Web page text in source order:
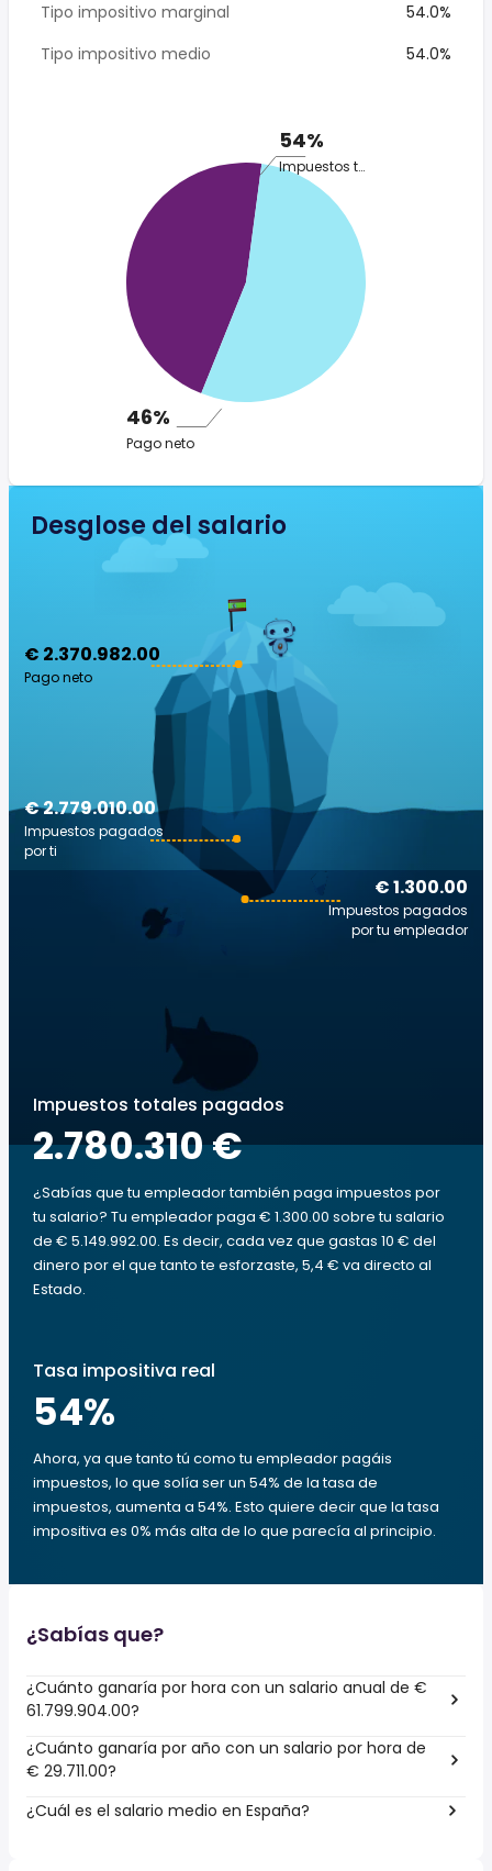
Tipo impositivo marginal
54.0%
Tipo impositivo medio
54.0%
54%
Impuestos totales
46%
Pago neto
Desglose del salario
€ 2.370.982.00
Pago neto
€ 1.300.00
Impuestos pagados
por tu empleador
€ 2.779.010.00
Impuestos pagados
por ti
Impuestos totales pagados
2.780.310 €
¿Sabías que tu empleador también paga impuestos por
tu salario? Tu empleador paga € 1.300.00 sobre tu salario
de € 5.149.992.00. Es decir, cada vez que gastas 10 € del
dinero por el que tanto te esforzaste, 5,4 € va directo al
Estado.
Tasa impositiva real
54%
Ahora, ya que tanto tú como tu empleador pagáis
impuestos, lo que solía ser un 54% de la tasa de
impuestos, aumenta a 54%. Esto quiere decir que la tasa
impositiva es 0% más alta de lo que parecía al principio.
¿Sabías que?
¿Cuánto ganaría por hora con un salario anual de €
61.799.904.00?
¿Cuánto ganaría por año con un salario por hora de
€ 29.711.00?
¿Cuál es el salario medio en España?